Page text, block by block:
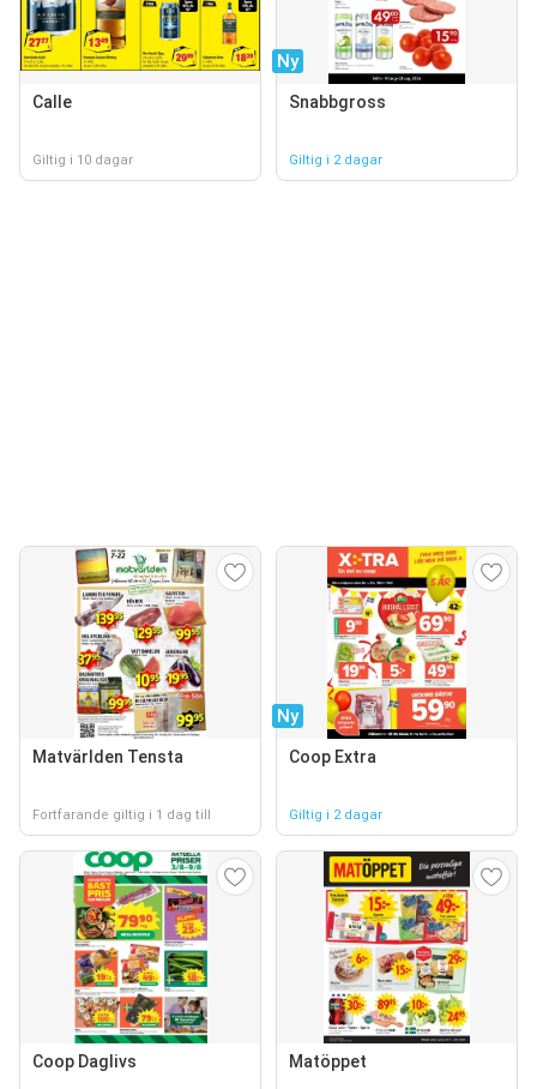
Calle
Giltig i 10 dagar
Ny
Snabbgross
Giltig i 2 dagar
Matvärlden Tensta
Fortfarande giltig i 1 dag till
Ny
Coop Extra
Giltig i 2 dagar
Coop Daglivs Matöppet